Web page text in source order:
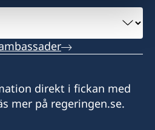
direkt i fickan med
mer på regeringen.se.